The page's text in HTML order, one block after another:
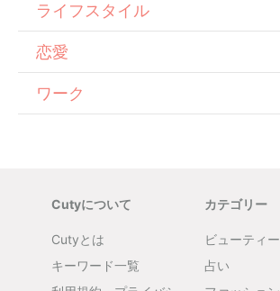
ライフスタイル
恋愛
ワーク
Cutyについて
Cutyとは
キーワード一覧
カテゴリー
ビューティー
占い